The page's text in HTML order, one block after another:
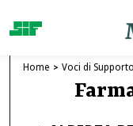
Home Voci di Supporto